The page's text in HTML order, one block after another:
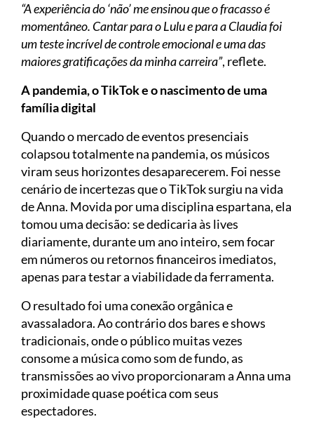
“A experiência do ‘não’ me ensinou que o fracasso é
momentâneo. Cantar para o Lulu e para a Claudia foi
um teste incrível de controle emocional e uma das
maiores gratificações da minha carreira”, reflete.
A pandemia, o TikTok e o nascimento de uma
família digital
Quando o mercado de eventos presenciais
colapsou totalmente na pandemia, os músicos
viram seus horizontes desaparecerem. Foi nesse
cenário de incertezas que o TikTok surgiu na vida
de Anna. Movida por uma disciplina espartana, ela
tomou uma decisão: se dedicaria às lives
diariamente, durante um ano inteiro, sem focar
em números ou retornos financeiros imediatos,
apenas para testar a viabilidade da ferramenta.
O resultado foi uma conexão orgânica e
avassaladora. Ao contrário dos bares e shows
tradicionais, onde o público muitas vezes
consome a música como som de fundo, as
transmissões ao vivo proporcionaram a Anna uma
proximidade quase poética com seus
espectadores.